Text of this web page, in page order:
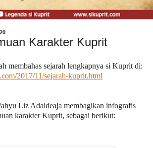
Karakter Kuprit
membahas sejarah lengkapnya si Kuprit di:
2017/11/sejarah-kuprit.html
Liz Adaideaja membagikan infografis
karakter Kuprit, sebagai berikut: